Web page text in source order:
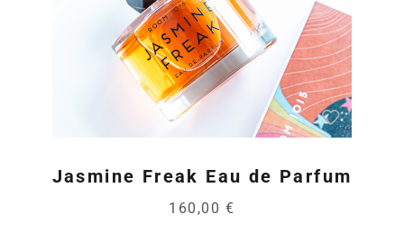
Jasmine Freak Eau de Parfum
160,00 €